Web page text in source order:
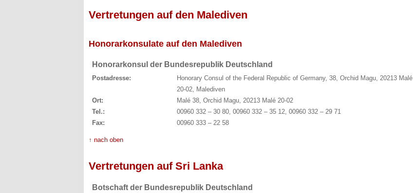
Vertretungen auf den Malediven
Honorarkonsulate auf den Malediven
Honorarkonsul der Bundesrepublik Deutschland
Postadresse:
Honorary Consul of the Federal Republic of Germany, 38, Orchid Magu, 20213 Malé
20-02, Malediven
Ort:
Malé 38, Orchid Magu, 20213 Malé 20-02
Tel.:
00960 332 – 30 80, 00960 332 – 35 12, 00960 332 – 29 71
Fax:
00960 333 – 22 58
↑ nach oben
Vertretungen auf Sri Lanka
Botschaft der Bundesrepublik Deutschland